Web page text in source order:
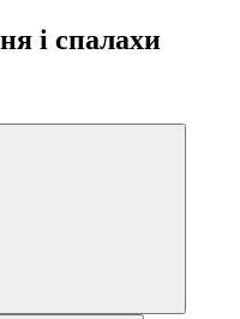
і спалахи